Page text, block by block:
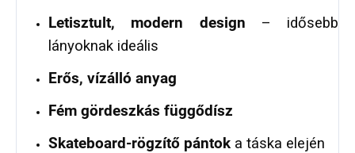
Letisztult, modern design – idősebb
lányoknak ideális
Erős, vízálló anyag
Fém gördeszkás függődísz
Skateboard‑rögzítő pántok a táska elején